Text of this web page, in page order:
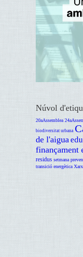
Núvol
20aAssemblea
biodiversitat urbana
de l'aigua
finançament
residus setmana
transició energètica